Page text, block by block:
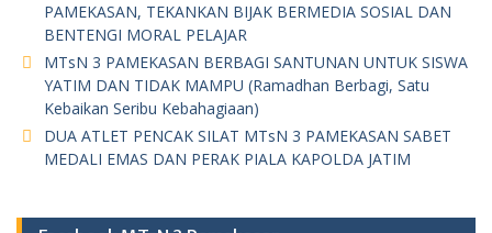
PAMEKASAN, TEKANKAN BIJAK BERMEDIA SOSIAL DAN
BENTENGI MORAL PELAJAR
MTsN 3 PAMEKASAN BERBAGI SANTUNAN UNTUK SISWA
YATIM DAN TIDAK MAMPU (Ramadhan Berbagi, Satu
Kebaikan Seribu Kebahagiaan)
DUA ATLET PENCAK SILAT MTsN 3 PAMEKASAN SABET
MEDALI EMAS DAN PERAK PIALA KAPOLDA JATIM